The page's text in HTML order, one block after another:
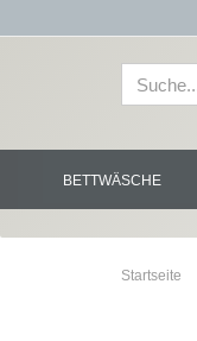
BETTWÄSCHE
Startseite